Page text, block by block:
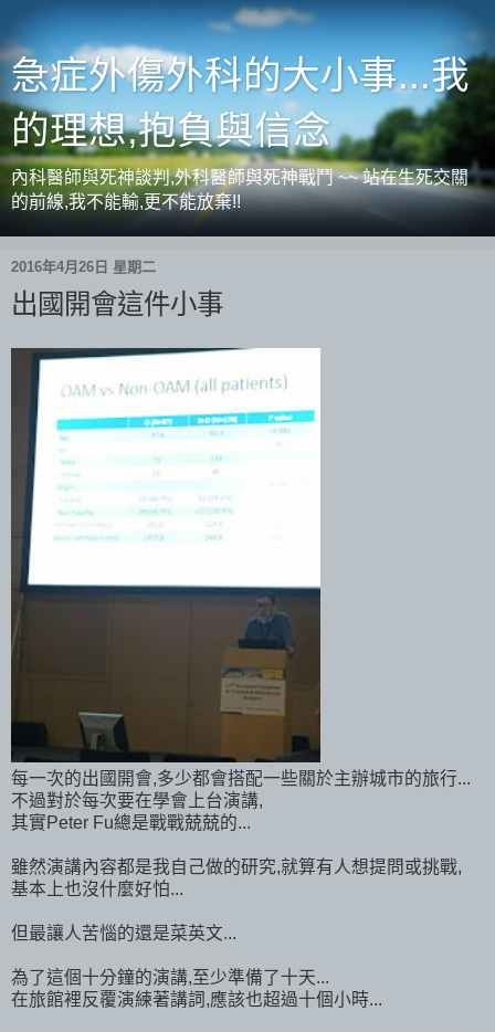
急症外傷外科的大小事...我
的理想,抱負與信念
內科醫師與死神談判,外科醫師與死神戰鬥 ~~ 站在生死交關
的前線,我不能輸,更不能放棄!!
2016年4月26日 星期二
出國開會這件小事
每一次的出國開會,多少都會搭配一些關於主辦城市的旅行...
不過對於每次要在學會上台演講,
其實Peter Fu總是戰戰兢兢的...
雖然演講內容都是我自己做的研究,就算有人想提問或挑戰,
基本上也沒什麼好怕...
但最讓人苦惱的還是菜英文...
為了這個十分鐘的演講,至少準備了十天...
在旅館裡反覆演練著講詞,應該也超過十個小時...